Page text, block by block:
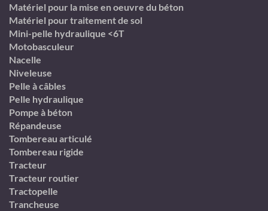
Matériel pour la mise en oeuvre du béton
Matériel pour traitement de sol
Mini-pelle hydraulique <6T
Motobasculeur
Nacelle
Niveleuse
Pelle à câbles
Pelle hydraulique
Pompe à béton
Répandeuse
Tombereau articulé
Tombereau rigide
Tracteur
Tracteur routier
Tractopelle
Trancheuse